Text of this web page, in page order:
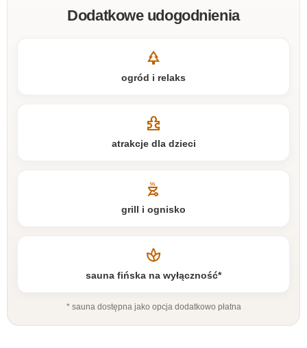
Dodatkowe udogodnienia
park
ogród i relaks
toys_and_games
atrakcje dla dzieci
outdoor_grill
grill i ognisko
spa
sauna fińska na wyłączność*
* sauna dostępna jako opcja dodatkowo płatna